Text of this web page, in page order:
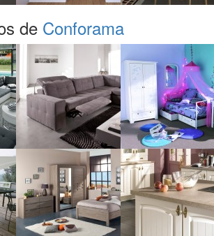
de Conforama